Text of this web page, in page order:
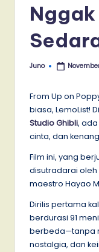
Nggak
Posted
Juno
From Up on
biasa, LemoList!
Studio Ghibli,
cinta, dan
Film ini, yang
disutradarai oleh
maestro Hayao
Dirilis pertama
berdurasi 91
berbeda—tanpa
nostalgia, dan